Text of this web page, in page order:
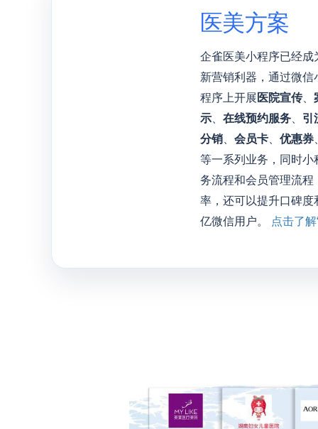
医美方案
企雀医美小程序已经
新营销利器，通过微
程序上开展 医院宣传、
示
在线预约服务
引
分销
会员卡 优惠券
等一系列业务，同时
务流程和会员管理流
率，还可以提升口碑
亿微信用户。
点击了